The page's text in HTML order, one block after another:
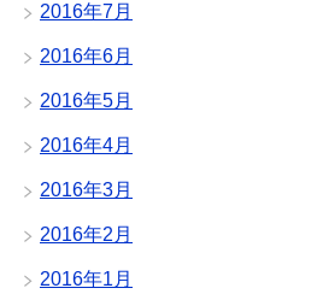
2016年7月
2016年6月
2016年5月
2016年4月
2016年3月
2016年2月
2016年1月